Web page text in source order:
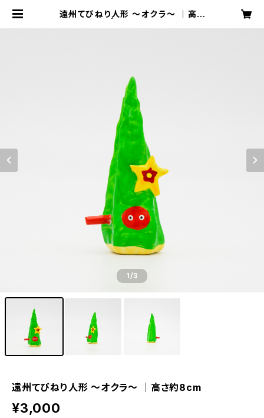
遠州てびねり人形 〜オクラ〜 ｜高さ
1/3
遠州てびねり人形 〜オクラ〜 ｜高さ約8cm
¥3,000